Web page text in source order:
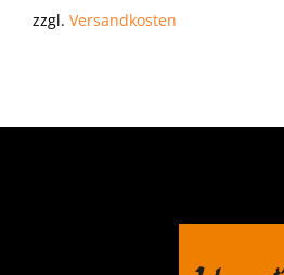
zzgl. Versandkosten